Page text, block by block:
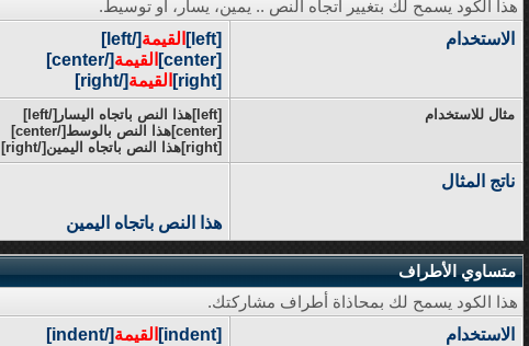
هذا الكود يسمح لك بتغيير اتجاه النص .. يمين، يسار، أو توسيط.
الاستخدام [left] القيمة[/left]
[center]
القيمة[/center]
[right]
القيمة[/right]
مثال للاستخدام
[left]هذا النص باتجاه اليسار[/left]
[center]هذا النص بالوسط[/center]
[right]هذا النص باتجاه اليمين[/right]
ناتج المثال
هذا النص باتجاه اليمين
متساوي الأطراف
هذا الكود يسمح لك بمحاذاة أطراف مشاركتك.
الاستخدام [indent] القيمة[/indent]